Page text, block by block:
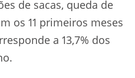
de sacas, queda de
os 11 primeiros meses
a 13,7% dos